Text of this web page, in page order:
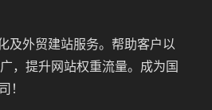
及外贸建站服务。帮助客户以
，提升网站权重流量。成为国
！